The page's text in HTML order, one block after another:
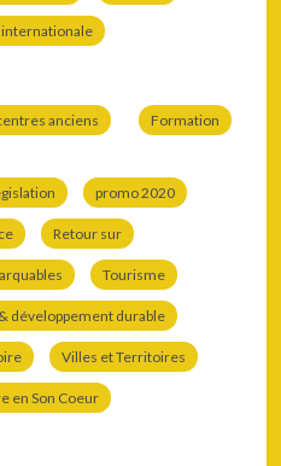
anciens Formation
promo 2020
Retour sur
Tourisme
développement durable
Villes et Territoires
en Son Coeur